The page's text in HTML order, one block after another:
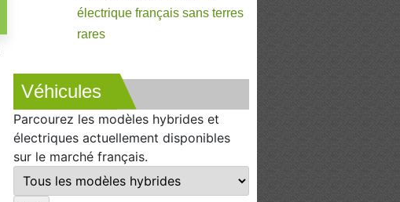
électrique français sans terres
rares
Véhicules
Parcourez les modèles hybrides et
électriques actuellement disponibles
sur le marché français.